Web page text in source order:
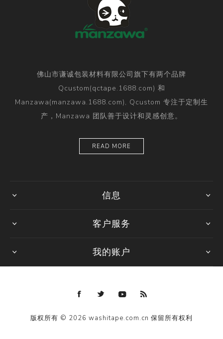
佛山市谦诚包装材料有限公司旗下有两个品牌
Qcustom(qctape.1688.com) 和
Manzawa(manzawa.1688.com), Qcustom 专注于定制生
产，Manzawa 团队善于设计和灵感创意。
READ MORE
信息
客户服务
我的账户
版权所有 © 2026 washitape.com.cn 保留所有权利